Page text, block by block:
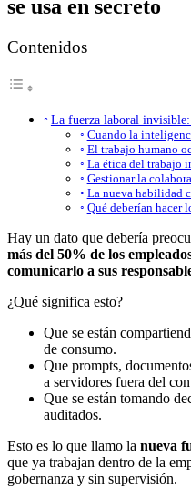
se usa en secreto
Contenidos
La fuerza laboral invisible:
Cuando la
El trabajo humano
La ética del trabajo
Gestionar la
La nueva habilidad
Qué deberían hacer
Hay un dato que debería
más del 50% de los
comunicarlo a sus
¿Qué significa esto?
Que se están
de consumo.
Que prompts,
a servidores fuera del
Que se están tomando
auditados.
Esto es lo que llamo la nueva
que ya trabajan dentro de la
gobernanza y sin supervisión.